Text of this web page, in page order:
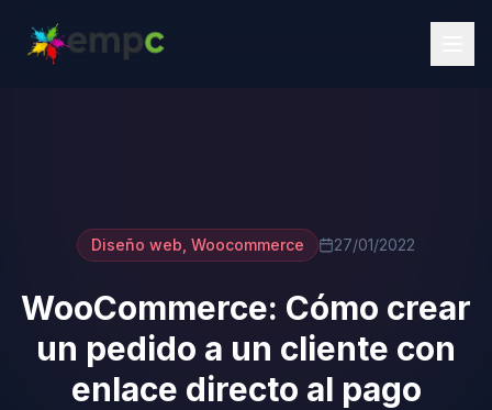
Diseño web Woocommerce 27/01/2022
WooCommerce: Cómo crear
un pedido a un cliente con
enlace directo al pago